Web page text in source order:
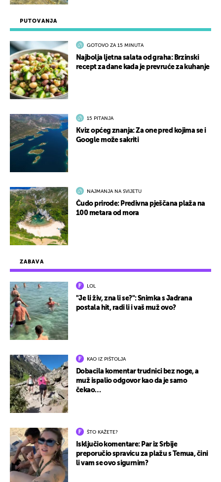
ZABAVA
LOL
"Je li živ, zna li se?": Snimka s Jadrana
postala hit, radi li i vaš muž ovo?
KAO IZ PIŠTOLJA
Dobacila komentar trudnici bez noge, a
muž ispalio odgovor kao da je samo
čekao…
ŠTO KAŽETE?
Isključio komentare: Par iz Srbije
preporučio spravicu za plažu s Temua, čini
li vam se ovo sigurnim?
PUTOVANJA
GOTOVO ZA 15 MINUTA
Najbolja ljetna salata od graha: Brzinski
recept za dane kada je prevruće za kuhanje
15 PITANJA
Kviz općeg znanja: Za one pred kojima se i
Google može sakriti
NAJMANJA NA SVIJETU
Čudo prirode: Predivna pješčana plaža na
100 metara od mora